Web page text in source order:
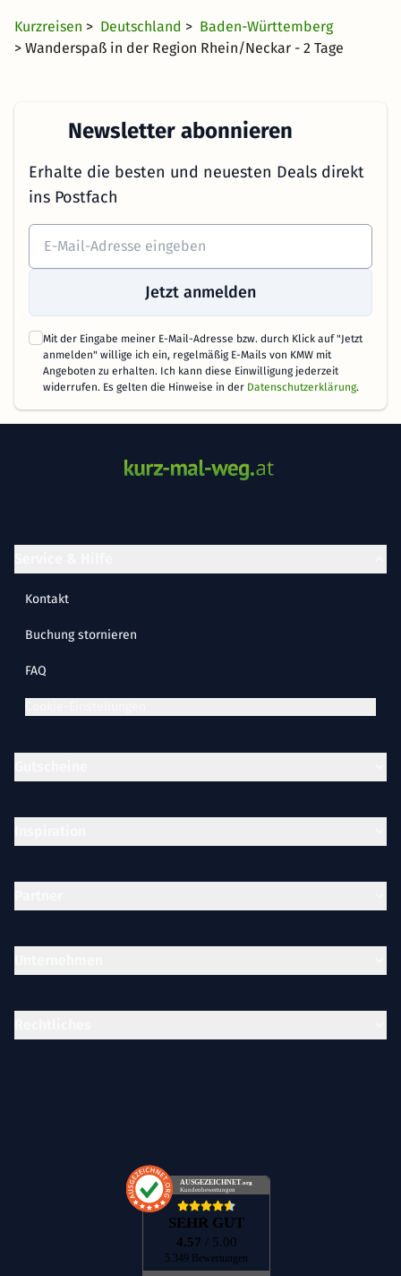
Kurzreisen > Deutschland > Baden-Württemberg
> Wanderspaß in der Region Rhein/Neckar - 2 Tage
Newsletter abonnieren
Erhalte die besten und neuesten Deals direkt
ins Postfach
Jetzt anmelden
Mit der Eingabe meiner E-Mail-Adresse bzw. durch Klick auf "Jetzt
anmelden" willige ich ein, regelmäßig E-Mails von KMW mit
Angeboten zu erhalten. Ich kann diese Einwilligung jederzeit
widerrufen. Es gelten die Hinweise in der Datenschutzerklärung.
AUSGEZEICHNET .org
Kundenbewertungen
SEHR GUT
4.57 / 5.00
5.349 Bewertungen
Kontakt
Buchung stornieren
FAQ